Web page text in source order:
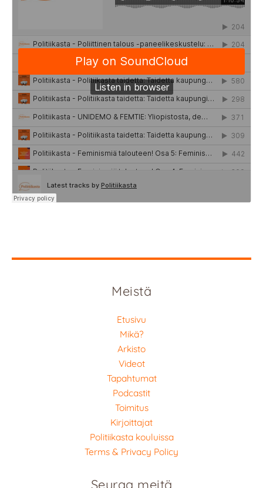
Meistä
Etusivu
Mikä?
Arkisto
Videot
Tapahtumat
Podcastit
Toimitus
Kirjoittajat
Politiikasta kouluissa
Terms & Privacy Policy
Seuraa meitä